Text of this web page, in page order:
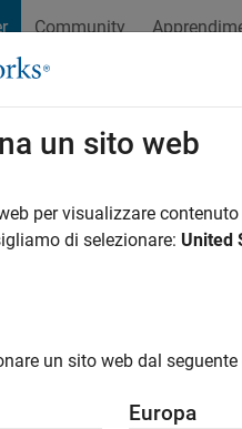
Community
un sito web
per visualizzare
di selezionare: United
un sito web dal seguente
Europa